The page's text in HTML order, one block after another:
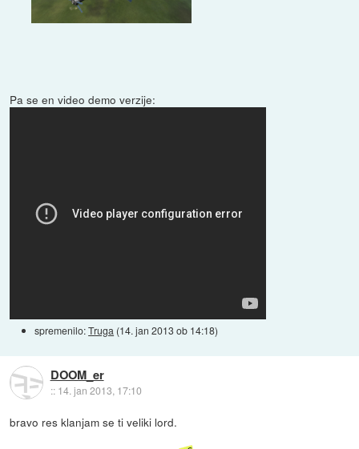
Pa se en video demo verzije:
spremenilo:Truga (14. jan 2013 ob 14:18)
DOOM_er
:: 14. jan 2013, 17:10
bravo res klanjam se ti veliki lord.